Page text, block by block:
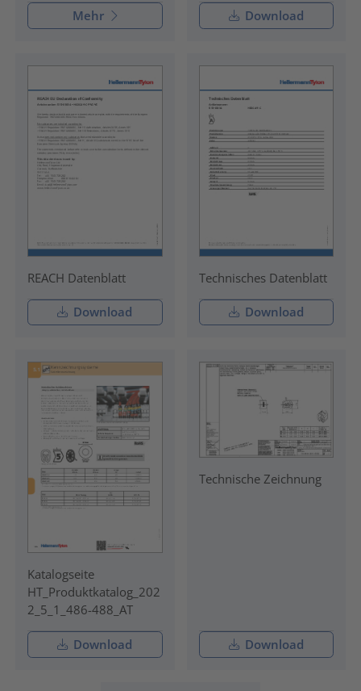
Mehr Download
REACH Datenblatt
Download
Technisches Datenblatt
Download
Katalogseite
HT_Produktkatalog_202
2_5_1_486-488_AT
Download
Technische Zeichnung
Download